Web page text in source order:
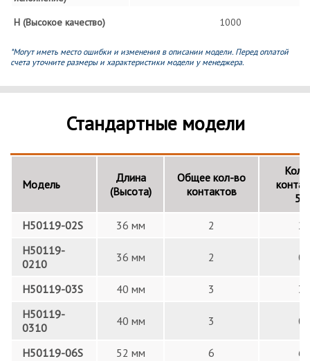
H (Высокое качество)
1000
*Могут иметь место ошибки и изменения в описании модели. Перед оплатой
счета уточните размеры и характеристики модели у менеджера.
Стандартные модели
Модель
Длина
(Высота)
Общее кол-во
контактов
Кол-
5А
H50119-02S
36 мм 2
2
H50119-
0210
36 мм 2 0
H50119-03S 40 мм 3
3
H50119-
0310
40 мм 3 0
H50119-06S 52 мм 6
6